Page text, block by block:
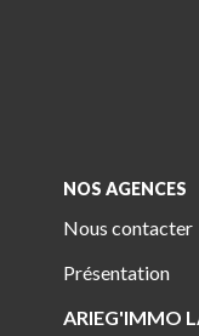
NOS AGENCES
Nous contacter
Présentation
ARIEG'IMMO